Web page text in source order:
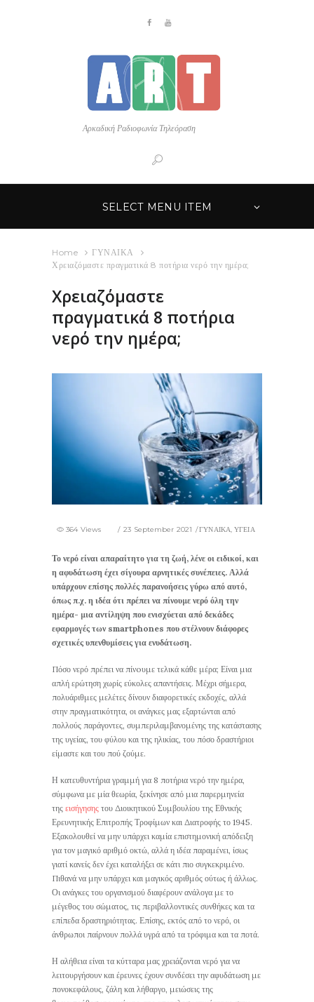
Αρκαδική Ραδιοφωνία Τηλεόραση
SELECT MENU ITEM
Home
ΓΥΝΑΙΚΑ
Χρειαζόμαστε πραγματικά 8 ποτήρια νερό την ημέρα;
Χρειαζόμαστε
πραγματικά 8 ποτήρια
νερό την ημέρα;
23 September 2021 ΓΥΝΑΙΚΑ,ΥΓΕΙΑ
364 Views
Το νερό είναι απαραίτητο για τη ζωή, λένε οι ειδικοί, και
η αφυδάτωση έχει σίγουρα αρνητικές συνέπειες. Αλλά
υπάρχουν επίσης πολλές παρανοήσεις γύρω από αυτό,
όπως π.χ. η ιδέα ότι πρέπει να πίνουμε νερό όλη την
ημέρα- μια αντίληψη που ενισχύεται από δεκάδες
εφαρμογές των smartphones που στέλνουν διάφορες
σχετικές υπενθυμίσεις για ενυδάτωση.
Πόσο νερό πρέπει να πίνoυμε τελικά κάθε μέρα; Είναι μια
απλή ερώτηση χωρίς εύκολες απαντήσεις. Μέχρι σήμερα,
πολυάριθμες μελέτες δίνουν διαφορετικές εκδοχές, αλλά
στην πραγματικότητα, οι ανάγκες μας εξαρτώνται από
πολλούς παράγοντες, συμπεριλαμβανομένης της κατάστασης
της υγείας, του φύλου και της ηλικίας, του πόσο δραστήριοι
είμαστε και του πού ζούμε.
Η κατευθυντήρια γραμμή για 8 ποτήρια νερό την ημέρα,
σύμφωνα με μία θεωρία, ξεκίνησε από μια παρερμηνεία
της εισήγησης του Διοικητικού Συμβουλίου της Εθνικής
Ερευνητικής Επιτροπής Τροφίμων και Διατροφής το 1945.
Εξακολουθεί να μην υπάρχει καμία επιστημονική απόδειξη
για τον μαγικό αριθμό οκτώ, αλλά η ιδέα παραμένει, ίσως
γιατί κανείς δεν έχει καταλήξει σε κάτι πιο συγκεκριμένο.
Πιθανά να μην υπάρχει και μαγικός αριθμός ούτως ή άλλως.
Οι ανάγκες του οργανισμού διαφέρουν ανάλογα με το
μέγεθος του σώματος, τις περιβαλλοντικές συνθήκες και τα
επίπεδα δραστηριότητας. Επίσης, εκτός από το νερό, οι
άνθρωποι παίρνουν πολλά υγρά από τα τρόφιμα και τα ποτά.
Η αλήθεια είναι τα κύτταρα μας χρειάζονται νερό για να
λειτουργήσουν και έρευνες έχουν συνδέσει την αφυδάτωση με
πονοκεφάλους, ζάλη και λήθαργο, μειώσεις της